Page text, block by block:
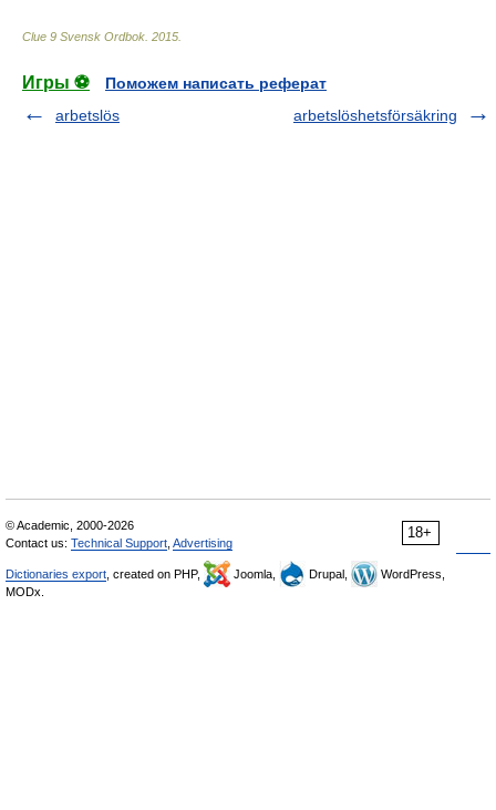
Clue 9 Svensk Ordbok 2015
Игры ⚽
Поможем написать реферат
arbetslös
arbetslöshetsförsäkring
18+
© Academic, 2000-2026
Contact us: Technical Support Advertising
Dictionaries export , created on PHP, Joomla, Drupal,
WordPress,
MODx.